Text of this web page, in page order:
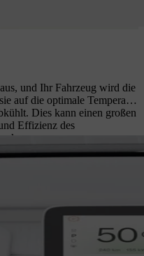
und Ihr Fahrzeug wird die
auf die optimale Temperatur
Dies kann einen großen
Effizienz des